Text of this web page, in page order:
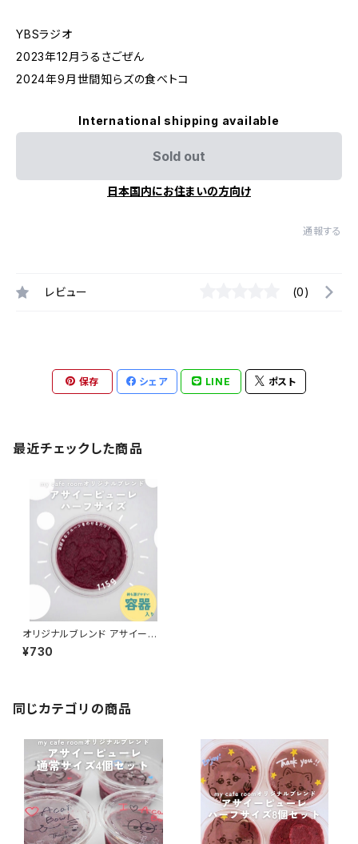
YBSラジオ
2023年12月うるさごぜん
2024年9月世間知らズの食べトコ
International shipping available
Sold out
日本国内にお住まいの方向け
通報する
レビュー (0)
保存 シェア LINE ポスト
最近チェックした商品
オリジナルブレンド アサイーピ
ューレ 115g(ハーフ)
¥730
同じカテゴリの商品